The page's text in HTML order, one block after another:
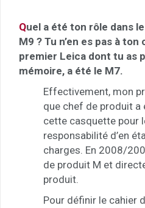
Quel a été ton rôle dans
M9 ? Tu n’en es pas à
premier Leica dont tu as
mémoire, a été le M7.
Effectivement, mon
que chef de produit a
cette casquette pour
responsabilité d’en
charges. En 2008/
de produit M et
produit.
Pour définir le cahier